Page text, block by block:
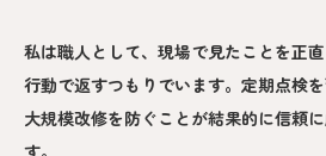
私は職人として、現場で見たことを正
行動で返すつもりでいます。定期点検
大規模改修を防ぐことが結果的に信頼